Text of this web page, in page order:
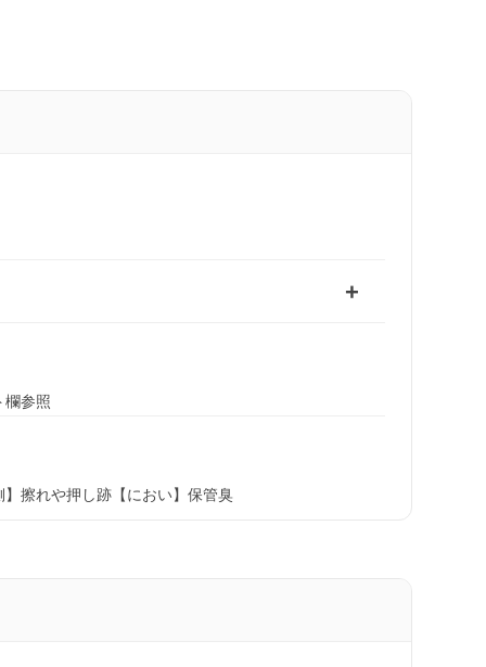
欄参照
擦れや押し跡【におい】保管臭